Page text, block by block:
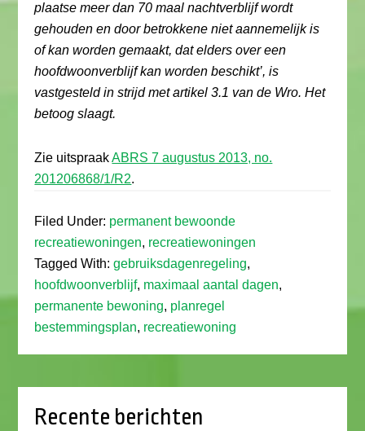
plaatse meer dan 70 maal nachtverblijf wordt
gehouden en door betrokkene niet aannemelijk is
of kan worden gemaakt, dat elders over een
hoofdwoonverblijf kan worden beschikt’, is
vastgesteld in strijd met artikel 3.1 van de Wro. Het
betoog slaagt.
Zie uitspraakABRS 7 augustus 2013, no.
201206868/1/R2.
Filed Under: permanent bewoonde
recreatiewoningen, recreatiewoningen
Tagged With:gebruiksdagenregeling,
hoofdwoonverblijf, maximaal aantal dagen,
permanente bewoning, planregel
bestemmingsplan, recreatiewoning
Recente berichten